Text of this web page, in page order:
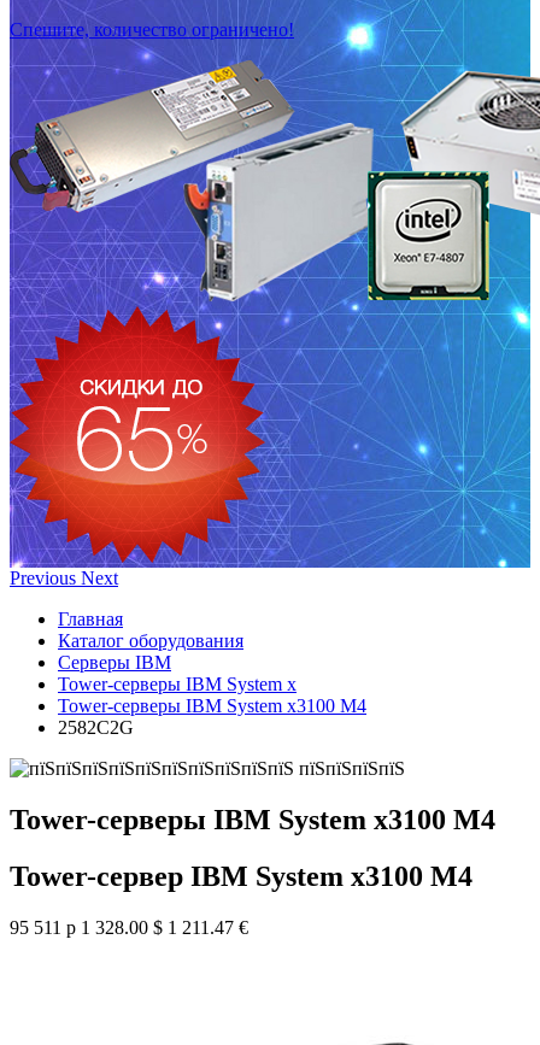
Спешите, количество ограничено!
Previous Next
Главная
Каталог оборудования
Серверы IBM
Tower-серверы IBM System x
Tower-серверы IBM System x3100 M4
2582C2G
Tower-серверы IBM System x3100 M4
Tower-сервер IBM System x3100 M4
95 511 р 1 328.00 $ 1 211.47 €